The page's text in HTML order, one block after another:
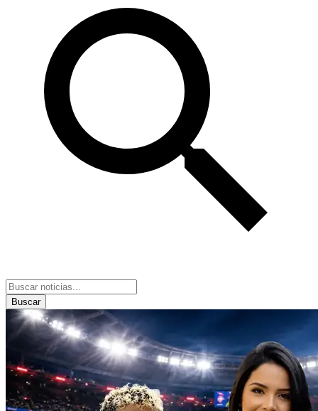
Buscar